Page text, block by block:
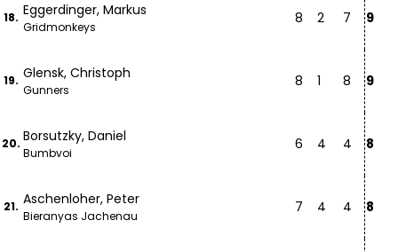
18. Eggerdinger, Markus
Gridmonkeys
8 2 7 9
19. Glensk, Christoph
Gunners
8 1 8 9
20. Borsutzky, Daniel
Bumbvoi
6 4 4 8
21. Aschenloher, Peter
Bieranyas Jachenau
7 4 4 8